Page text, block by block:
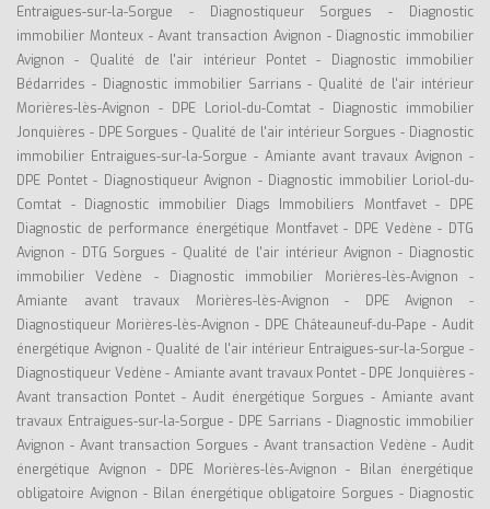
Entraigues-sur-la-Sorgue - Diagnostiqueur Sorgues -
Diagnostic
immobilier Monteux-Avant transaction Avignon - Diagnostic immobilier
Avignon - Qualité de l'air intérieur Pontet -
Diagnostic immobilier
Bédarrides - Diagnostic immobilier Sarrians - Qualité de l'air intérieur
Morières-lès-Avignon - DPE Loriol-du-Comtat -
Diagnostic immobilier
Jonquières - DPE Sorgues - Qualité de l'air intérieur Sorgues - Diagnostic
immobilier Entraigues-sur-la-Sorgue - Amiante avant travaux Avignon -
DPE Pontet- Diagnostiqueur Avignon - Diagnostic immobilier Loriol-du-
Comtat - Diagnostic immobilier Diags Immobiliers Montfavet-
DPE
Diagnostic de performance énergétique Montfavet- DPE Vedène- DTG
Avignon - DTG Sorgues - Qualité de l'air intérieur Avignon - Diagnostic
immobilier Vedène - Diagnostic immobilier Morières-lès-Avignon -
Amiante avant travaux Morières-lès-Avignon - DPE Avignon -
Diagnostiqueur Morières-lès-Avignon - DPE Châteauneuf-du-Pape - Audit
énergétique Avignon - Qualité de l'air intérieur Entraigues-sur-la-Sorgue -
Diagnostiqueur Vedène - Amiante avant travaux Pontet - DPE Jonquières -
Avant transaction Pontet -Audit énergétique Sorgues - Amiante avant
travaux Entraigues-sur-la-Sorgue - DPE Sarrians - Diagnostic immobilier
Avignon - Avant transaction Sorgues - Avant transaction Vedène - Audit
énergétique Avignon - DPE Morières-lès-Avignon -
Bilan énergétique
obligatoire Avignon - Bilan énergétique obligatoire Sorgues - Diagnostic